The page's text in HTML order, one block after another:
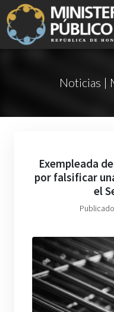
Noticias |
Exempleada
por falsificar
el